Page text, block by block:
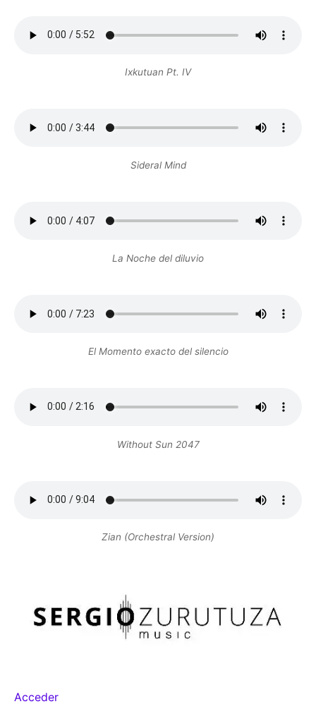
Ixkutuan Pt. IV
Sideral Mind
La Noche del diluvio
El Momento exacto del silencio
Without Sun 2047
Zian (Orchestral Version)
Acceder